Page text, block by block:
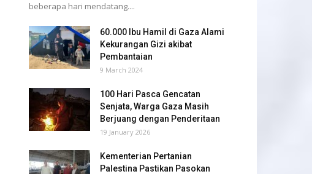
beberapa hari mendatang....
60.000 Ibu Hamil di Gaza Alami
Kekurangan Gizi akibat
Pembantaian
9 March 2024
100 Hari Pasca Gencatan
Senjata, Warga Gaza Masih
Berjuang dengan Penderitaan
19 January 2026
Kementerian Pertanian
Palestina Pastikan Pasokan